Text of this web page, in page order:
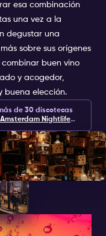
esa combinación
una vez a la
degustar una
sobre sus orígenes
combinar buen vino
y acogedor,
buena elección.
de 30 discotecas
Amsterdam Nightlife